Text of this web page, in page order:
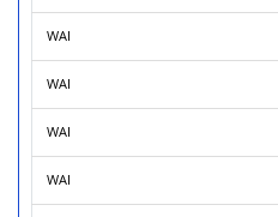
WAI
WAI
WAI
WAI